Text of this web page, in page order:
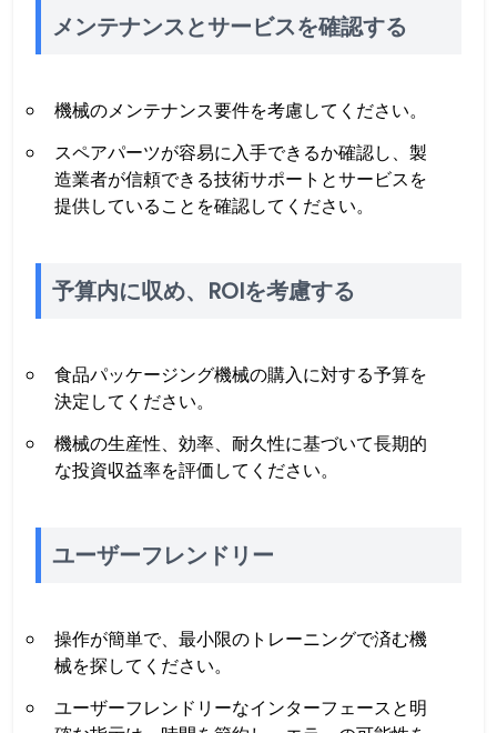
メンテナンスとサービスを確認する
機械のメンテナンス要件を考慮してください。
スペアパーツが容易に入手できるか確認し、製
造業者が信頼できる技術サポートとサービスを
提供していることを確認してください。
予算内に収め、ROIを考慮する
食品パッケージング機械の購入に対する予算を
決定してください。
機械の生産性、効率、耐久性に基づいて長期的
な投資収益率を評価してください。
ユーザーフレンドリー
操作が簡単で、最小限のトレーニングで済む機
械を探してください。
ユーザーフレンドリーなインターフェースと明